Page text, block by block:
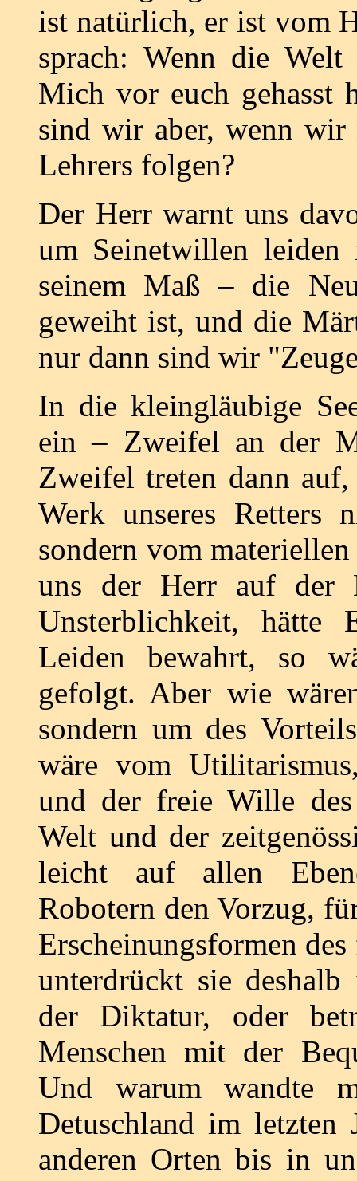
ist natürlich, er ist vom
sprach: Wenn die Welt
Mich vor euch gehasst
sind wir aber, wenn wir
Lehrers folgen?
Der Herr warnt uns
um Seinetwillen leiden
seinem Maß – die
geweiht ist, und die
nur dann sind wir
In die kleingläubige
ein – Zweifel an der
Zweifel treten dann
Werk unseres Retters
sondern vom
uns der Herr auf der
Unsterblichkeit, hätte
Leiden bewahrt, so
gefolgt. Aber wie
sondern um des
wäre vom
und der freie Wille des
Welt und der
leicht auf allen
Robotern den Vorzug,
Erscheinungsformen
unterdrückt sie
der Diktatur, oder
Menschen mit der
Und warum wandte
Detuschland im letzten
anderen Orten bis in